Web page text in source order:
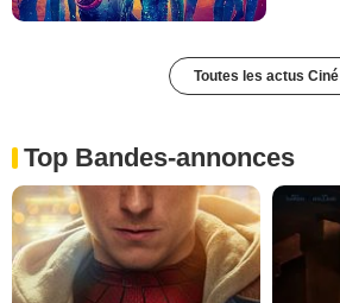
Toutes les actus Ciné
Top Bandes-annonces